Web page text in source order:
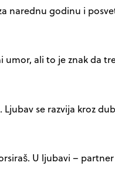
godinu i
ali to je znak da
se razvija kroz
U ljubavi –